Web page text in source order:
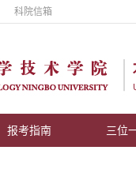
科院信箱
报考指南 三位